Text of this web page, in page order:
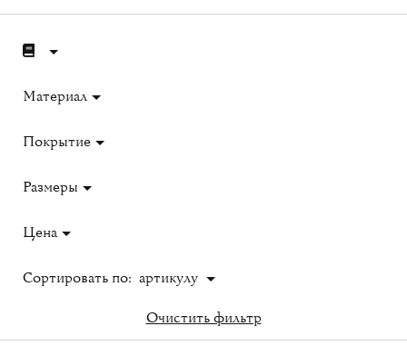
Материал
Покрытие
Размеры
Цена
Сортировать по: артикулу
Очистить фильтр